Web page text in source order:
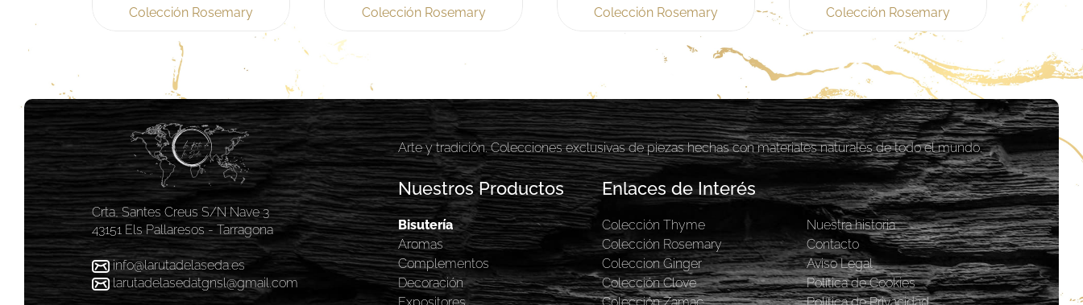
Colección Rosemary
Colección Rosemary
Colección Rosemary
Colección Rosemary
Crta, Santes Creus S/N Nave 3
43151 Els Pallaresos - Tarragona
info@larutadelaseda.es
larutadelasedatgnsl@gmail.com
Arte y tradición. Colecciones exclusivas de piezas hechas con materiales naturales de todo el mundo.
Nuestros Productos
Bisutería
Aromas
Complementos
Decoración
Enlaces de Interés
Colección Thyme
Colección Rosemary
Coleccion Ginger
Colección Clove
Nuestra historia
Contacto
Aviso Legal
Política de Cookies